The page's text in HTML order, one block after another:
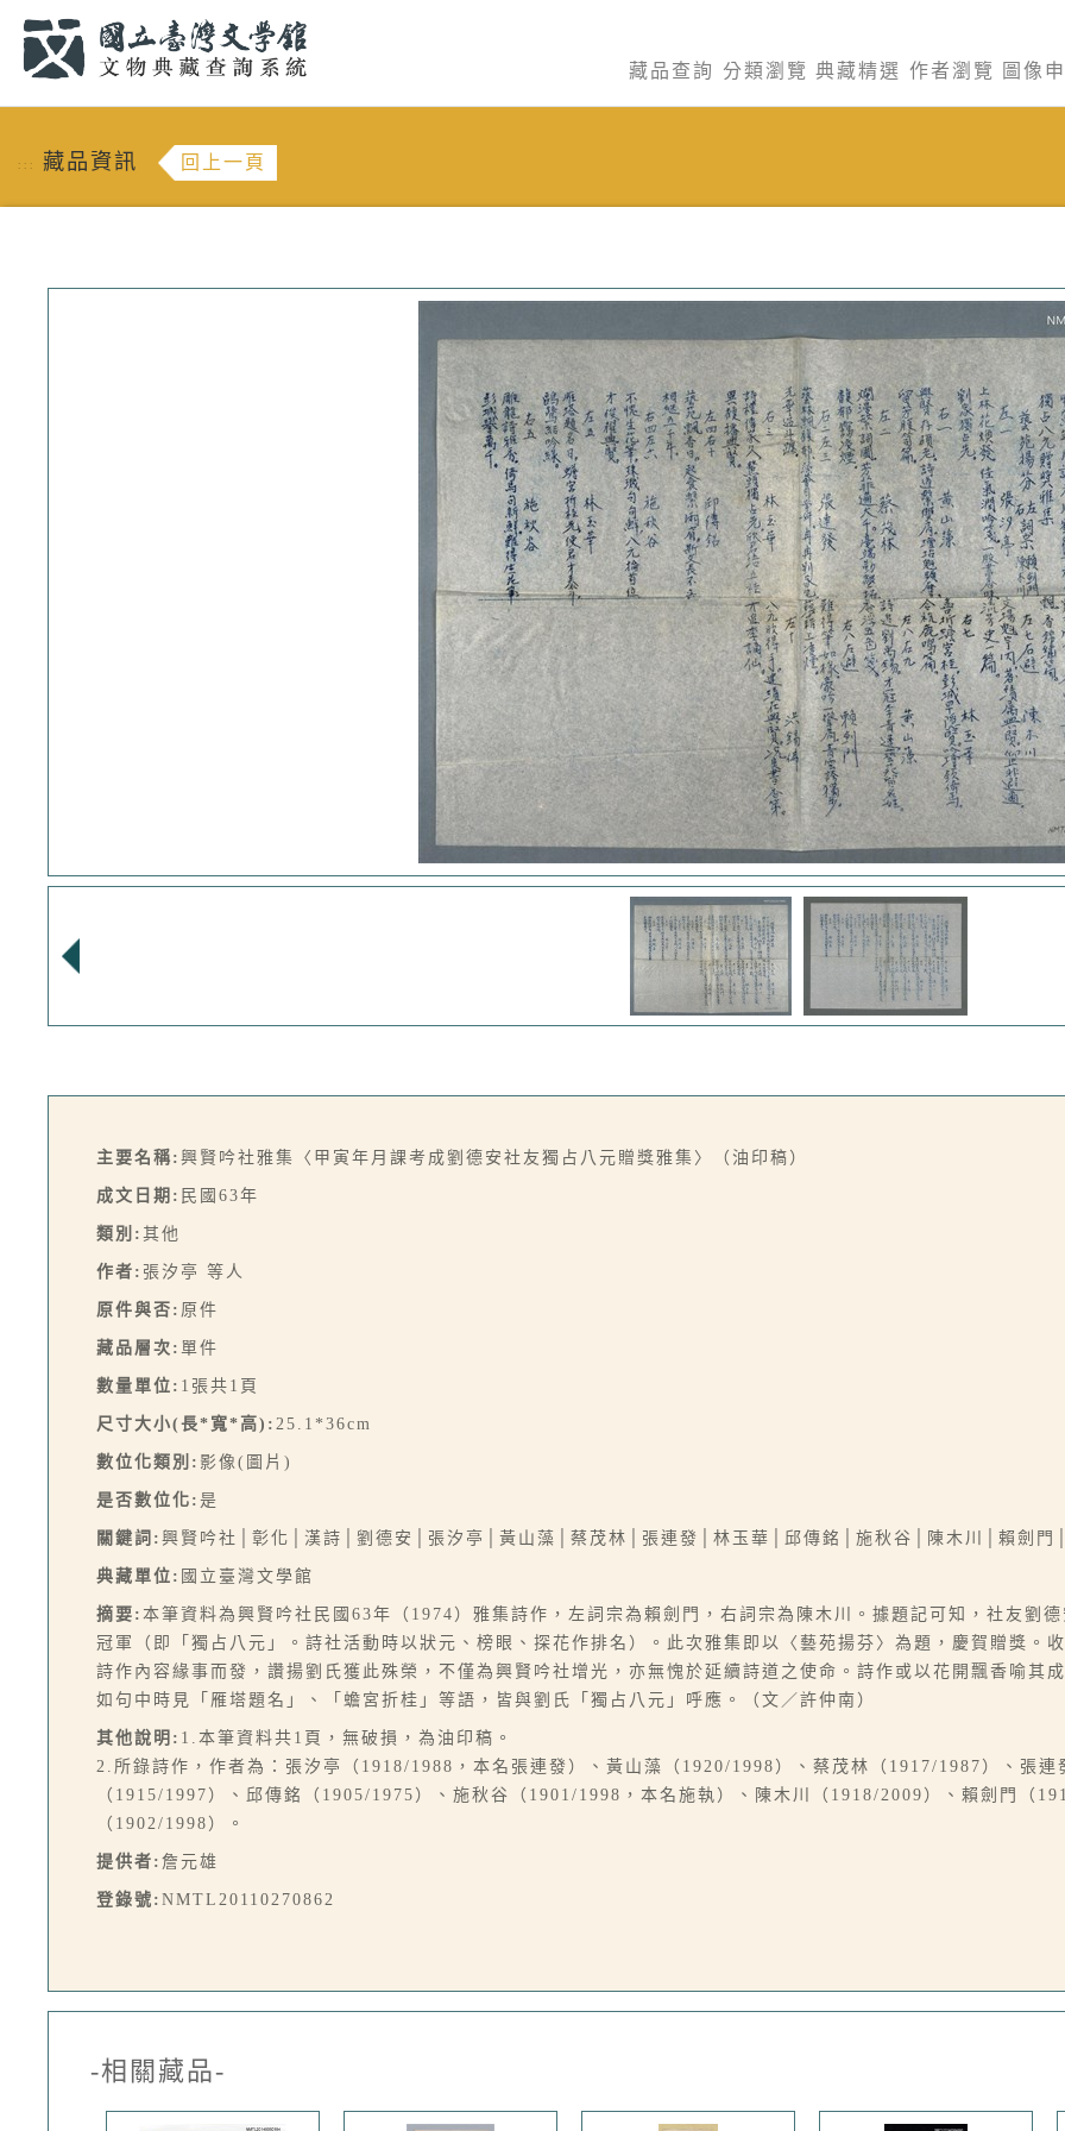
藏品查詢 分類瀏覽 典藏精選 作者瀏覽 圖像
::: 藏品資訊 回上一頁
主要名稱: 興賢吟社雅集〈甲寅年月課考成劉德安社友獨占八元贈獎雅集〉（油印稿）
成文日期: 民國63年
類別: 其他
作者: 張汐亭 等人
原件與否: 原件
藏品層次: 單件
數量單位: 1張共1頁
尺寸大小(長*寬*高): 25.1*36cm
數位化類別: 影像(圖片)
是否數位化: 是
關鍵詞: 興賢吟社│彰化│漢詩│劉德安│張汐亭│黃山藻│蔡茂林│張連發│林玉華│邱傳銘│施秋谷│陳木川│賴劍門
典藏單位: 國立臺灣文學館
摘要: 本筆資料為興賢吟社民國63年（1974）雅集詩作，左詞宗為賴劍門，右詞宗為陳木川。據題記可知，社友劉
冠軍（即「獨占八元」。詩社活動時以狀元、榜眼、探花作排名）。此次雅集即以〈藝苑揚芬〉為題，慶賀贈獎。
詩作內容緣事而發，讚揚劉氏獲此殊榮，不僅為興賢吟社增光，亦無愧於延續詩道之使命。詩作或以花開飄香喻其
如句中時見「雁塔題名」、「蟾宮折桂」等語，皆與劉氏「獨占八元」呼應。（文／許仲南）
其他說明: 1.本筆資料共1頁，無破損，為油印稿。
2.所錄詩作，作者為：張汐亭（1918/1988，本名張連發）、黃山藻（1920/1998）、蔡茂林（1917/1987）、張
（1915/1997）、邱傳銘（1905/1975）、施秋谷（1901/1998，本名施執）、陳木川（1918/2009）、賴劍門（
（1902/1998）。
提供者: 詹元雄
登錄號: NMTL20110270862
-相關藏品-